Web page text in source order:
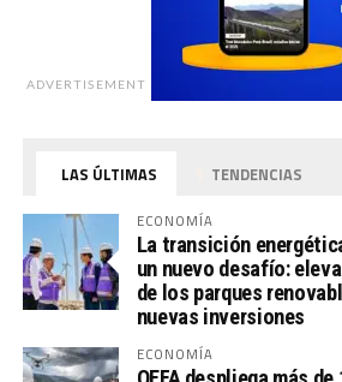
ADVERTISEMENT
LAS ÚLTIMAS TENDENCIAS
ECONOMÍA
La transición
un nuevo desafío:
de los parques
nuevas inversiones
ECONOMÍA